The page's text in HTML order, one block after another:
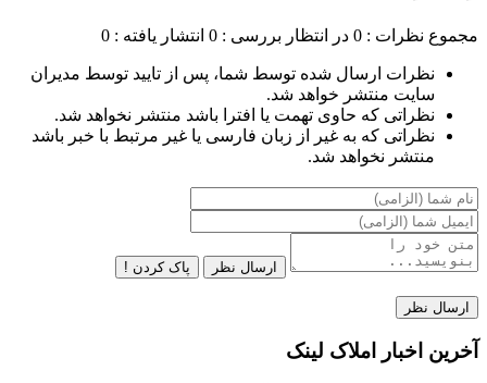
مجموع نظرات : 0 در انتظار بررسی : 0 انتشار یافته : 0
نظرات ارسال شده توسط شما، پس از تایید توسط مدیران
سایت منتشر خواهد شد.
نظراتی که حاوی تهمت یا افترا باشد منتشر نخواهد شد.
نظراتی که به غیر از زبان فارسی یا غیر مرتبط با خبر باشد
منتشر نخواهد شد.
ارسال نظر پاک کردن !
آخرین اخبار املاک لینک